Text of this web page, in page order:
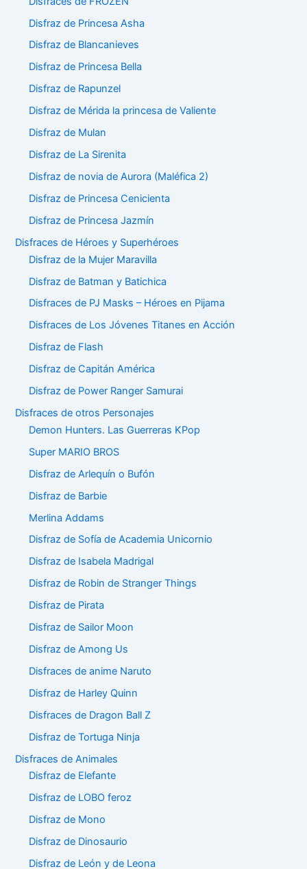
Disfraz de Princesa Asha
Disfraz de Blancanieves
Disfraz de Princesa Bella
Disfraz de Rapunzel
Disfraz de Mérida la princesa de Valiente
Disfraz de Mulan
Disfraz de La Sirenita
Disfraz de novia de Aurora (Maléfica 2)
Disfraz de Princesa Cenicienta
Disfraz de Princesa Jazmín
Disfraces de Héroes y Superhéroes
Disfraz de la Mujer Maravilla
Disfraz de Batman y Batichica
Disfraces de PJ Masks – Héroes en Pijama
Disfraces de Los Jóvenes Titanes en Acción
Disfraz de Flash
Disfraz de Capitán América
Disfraz de Power Ranger Samurai
Disfraces de otros Personajes
Demon Hunters. Las Guerreras KPop
Super MARIO BROS
Disfraz de Arlequín o Bufón
Disfraz de Barbie
Merlina Addams
Disfraz de Sofía de Academia Unicornio
Disfraz de Isabela Madrigal
Disfraz de Robin de Stranger Things
Disfraz de Pirata
Disfraz de Sailor Moon
Disfraz de Among Us
Disfraces de anime Naruto
Disfraz de Harley Quinn
Disfraces de Dragon Ball Z
Disfraz de Tortuga Ninja
Disfraces de Animales
Disfraz de Elefante
Disfraz de LOBO feroz
Disfraz de Mono
Disfraz de Dinosaurio
Disfraz de León y de Leona